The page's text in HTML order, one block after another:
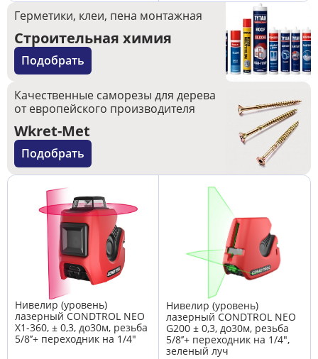
Герметики, клеи, пена монтажная
Строительная химия
Подобрать
Качественные саморезы для дерева
от европейского производителя
Wkret-Met
Подобрать
Нивелир (уровень)
лазерный CONDTROL NEO
X1-360, ± 0,3, до30м, резьба
5/8’’+ переходник на 1/4"
Нивелир (уровень)
лазерный CONDTROL NEO
G200 ± 0,3, до30м, резьба
5/8’’+ переходник на 1/4",
зеленый луч